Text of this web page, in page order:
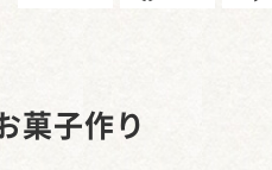
菓子作り